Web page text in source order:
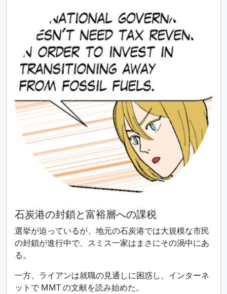
石炭港の封鎖と富裕層への課税
選挙が迫っているが、地元の石炭港では大規模な市民
の封鎖が進行中で、スミス一家はまさにその渦中にあ
る。
一方、ライアンは就職の見通しに困惑し、インターネ
ットで MMT の文献を読み始めた。